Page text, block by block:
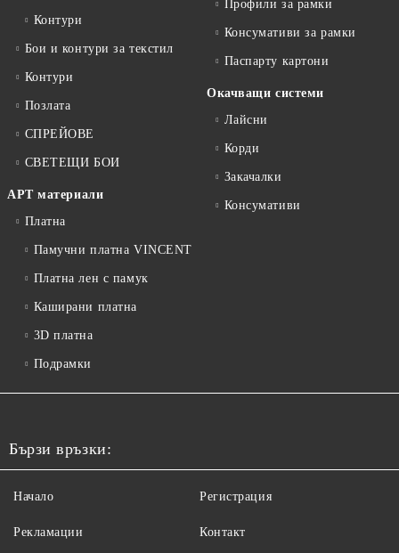
Контури
Бои и контури за текстил
Контури
Позлата
СПРЕЙОВЕ
СВЕТЕЩИ БОИ
АРТ материали
Платна
Памучни платна VINCENT
Платна лен с памук
Каширани платна
3D платна
Подрамки
Профили за рамки
Консумативи за рамки
Паспарту картони
Окачващи системи
Лайсни
Корди
Закачалки
Консумативи
Бързи връзки:
Начало
Рекламации
Регистрация
Контакт